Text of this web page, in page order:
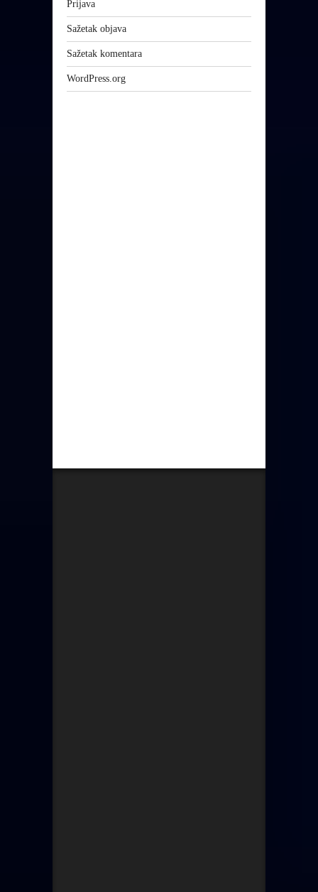
Prijava
Sažetak objava
Sažetak komentara
WordPress.org